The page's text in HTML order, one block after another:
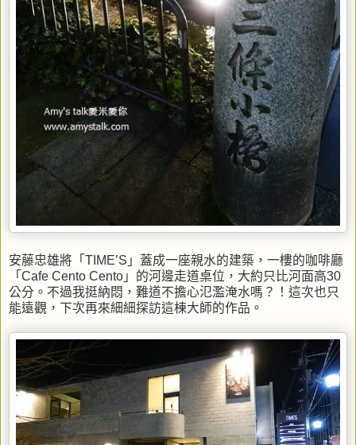
安藤忠雄將「TIME’S」蓋成一座親水的建築，一樓的咖啡廳
「Cafe Cento Cento」的河邊走道桌位，大約只比河面高30
公分。不過我挺納悶，難道不擔心氾濫淹水嗎？！這次也只
能遠觀，下次再來細細探訪這棟大師的作品。